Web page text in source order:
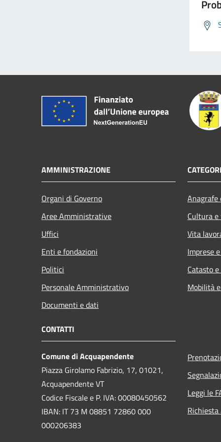
AMMINISTRAZIONE
Organi di Governo
Aree Amministrative
Uffici
Enti e fondazioni
Politici
Personale Amministrativo
Documenti e dati
Cultura
Vita
Imprese
Catasto
Mobilità
CONTATTI
Comune di Acquapendente
Piazza Girolamo Fabrizio, 17, 01021,
Acquapendente VT
Codice Fiscale e P. IVA: 00080450562
IBAN: IT 73 M 08851 72860 000
000206383
Leggi le